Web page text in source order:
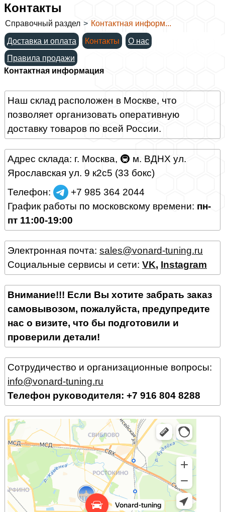
Контакты
Справочный раздел > Контактная информ...
Доставка и оплата Контакты
О нас
Правила продажи
Контактная информация
Наш склад расположен в Москве, что
позволяет организовать оперативную
доставку товаров по всей России.
Адрес склада: г. Москва, 🚇 м. ВДНХ ул.
Ярославская ул. 9 к2с5 (33 бокс)
Телефон:
+7 985 364 2044
График работы по московскому времени: пн-
пт 11:00-19:00
Электронная почта: sales@vonard-tuning.ru
Социальные сервисы и сети: VK, Instagram
Внимание!!! Если Вы хотите забрать заказ
самовывозом, пожалуйста, предупредите
нас о визите, что бы подготовили и
проверили детали!
Сотрудичество и организационные вопросы:
info@vonard-tuning.ru
Телефон руководителя: +7 916 804 8288